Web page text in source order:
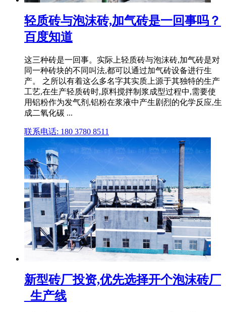
轻质砖与泡沫砖,加气砖是一回事吗？
百度知道
这三种砖是一回事。实际上轻质砖与泡沫砖,加气砖是对
同一种砖块的不同叫法,都可以通过加气砖设备进行生
产。 之所以有着这么多名字其实质上源于其独特的生产
工艺,在生产轻质砖时,原料搅拌制浆成型过程中,需要使
用铝粉作为发气剂,铝粉在浆液中产生剧烈的化学反应,生
成二氧化碳 ...
联系电话: 180 3780 8511
新型砖厂投资,优先选择开个泡沫砖厂
_生产线